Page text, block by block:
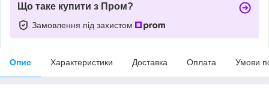
Що таке купити з Пром?
Замовлення під захистом
Опис Характеристики Доставка Оплата Умови